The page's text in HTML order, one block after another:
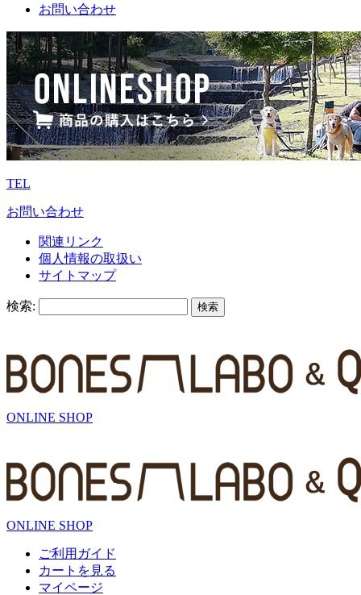
お問い合わせ
TEL
お問い合わせ
関連リンク
個人情報の取扱い
サイトマップ
検索:
ONLINE SHOP
ONLINE SHOP
ご利用ガイド
カートを見る
マイページ